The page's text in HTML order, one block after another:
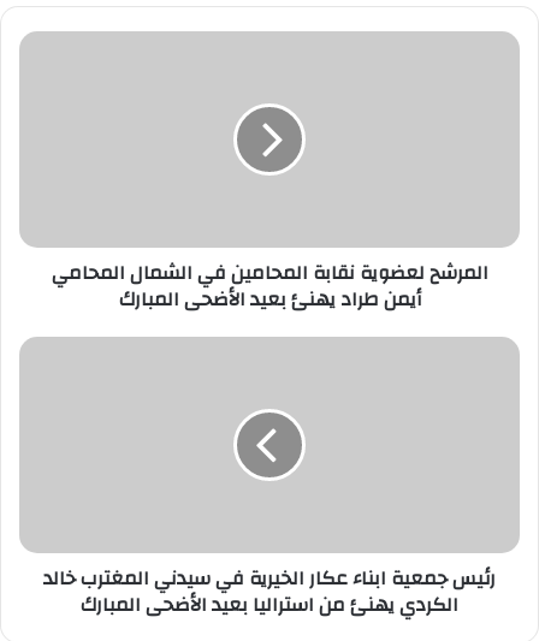
المرشح لعضوية نقابة المحامين في الشمال المحامي
أيمن طراد يهنئ بعيد الأضحى المبارك
رئيس جمعية ابناء عكار الخيرية في سيدني المغترب خالد
الكردي يهنئ من استراليا بعيد الأضحى المبارك